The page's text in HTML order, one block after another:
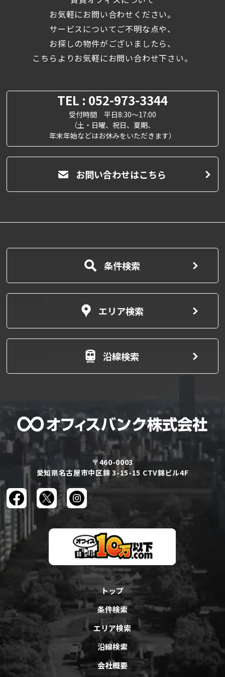
お気軽にお問い合わせください。
サービスについてご不明な点や、
お探しの物件がございましたら、
こちらよりお気軽にお問い合わせ下さい。
TEL : 052-973-3344
受付時間 平日8:30～17:00
（土・日曜、祝日、夏期、
年末年始などはお休みをいただきます）
お問い合わせはこちら
条件検索
エリア検索
沿線検索
〒460-0003
愛知県名古屋市中区錦 3-15-15 CTV錦ビル4F
トップ
条件検索
エリア検索
沿線検索
会社概要